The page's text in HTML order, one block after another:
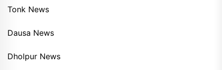
Tonk News
Dausa News
Dholpur News